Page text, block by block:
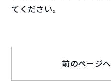
てください。
前のページへ